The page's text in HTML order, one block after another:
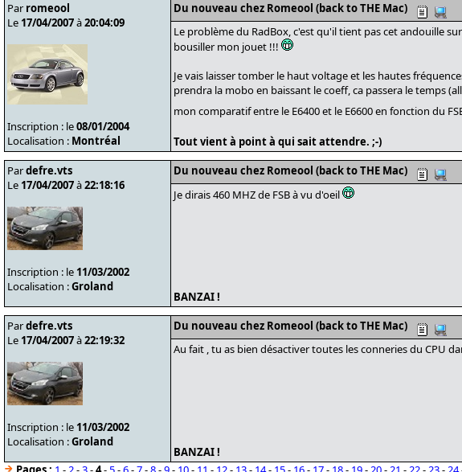
Par romeool
Le 17/04/2007à20:04:09
Inscription : le08/01/2004
Localisation : Montréal
Du nouveau chez Romeool (back to THE Mac)
Le problème du RadBox, c'est qu'il tient pas cet andouille
bousiller mon jouet !!!
Je vais laisser tomber le haut voltage et les hautes
prendra la mobo en baissant le coeff, ca passera le temps
mon comparatif entre le E6400 et le E6600 en fonction du
Tout vient à point à qui sait attendre. ;-)
Pardefre.vts
Le 17/04/2007à22:18:16
Inscription : le 11/03/2002
Localisation :Groland
Du nouveau chez Romeool (back to THE Mac)
Je dirais 460 MHZ de FSB à vu d'oeil
BANZAI !
Pardefre.vts
Le 17/04/2007à22:19:32
Inscription : le 11/03/2002
Localisation :Groland
Du nouveau chez Romeool (back to THE Mac)
Au fait , tu as bien désactiver toutes les conneries du CPU
BANZAI !